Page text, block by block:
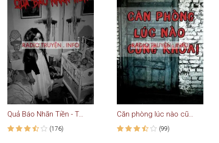
Quả Báo Nhãn Tiền - Truyện Ma
(176)
Căn phòng lúc nào cũng khóa
(99)